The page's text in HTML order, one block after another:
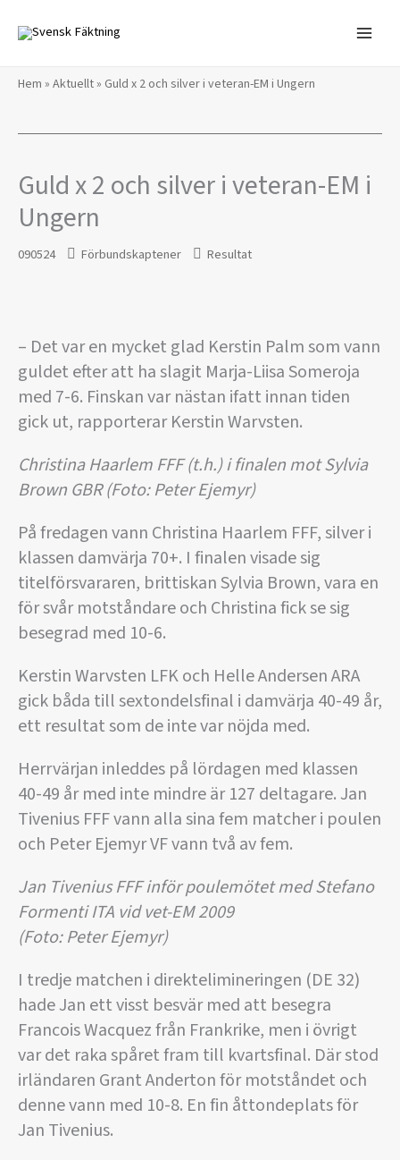
innehåll
Hem » Aktuellt» Guld x 2 och silver i veteran-EM i Ungern
Guld x 2 och silver i veteran-EM i
Ungern
090524 Förbundskaptener Resultat
– Det var en mycket glad Kerstin Palm som vann
guldet efter att ha slagit Marja-Liisa Someroja
med 7-6. Finskan var nästan ifatt innan tiden
gick ut, rapporterar Kerstin Warvsten.
Christina Haarlem FFF (t.h.) i finalen mot Sylvia
Brown GBR (Foto: Peter Ejemyr)
På fredagen vann Christina Haarlem FFF, silver i
klassen damvärja 70+. I finalen visade sig
titelförsvararen, brittiskan Sylvia Brown, vara en
för svår motståndare och Christina fick se sig
besegrad med 10-6.
Kerstin Warvsten LFK och Helle Andersen ARA
gick båda till sextondelsfinal i damvärja 40-49 år,
ett resultat som de inte var nöjda med.
Herrvärjan inleddes på lördagen med klassen
40-49 år med inte mindre är 127 deltagare. Jan
Tivenius FFF vann alla sina fem matcher i poulen
och Peter Ejemyr VF vann två av fem.
Jan Tivenius FFF inför poulemötet med Stefano
Formenti ITA vid vet-EM 2009
(Foto: Peter Ejemyr)
I tredje matchen i direktelimineringen (DE 32)
hade Jan ett visst besvär med att besegra
Francois Wacquez från Frankrike, men i övrigt
var det raka spåret fram till kvartsfinal. Där stod
irländaren Grant Anderton för motståndet och
denne vann med 10-8. En fin åttondeplats för
Jan Tivenius.